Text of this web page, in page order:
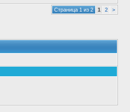
Страница 1 из 2 1 2 >